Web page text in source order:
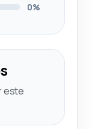
0%
este